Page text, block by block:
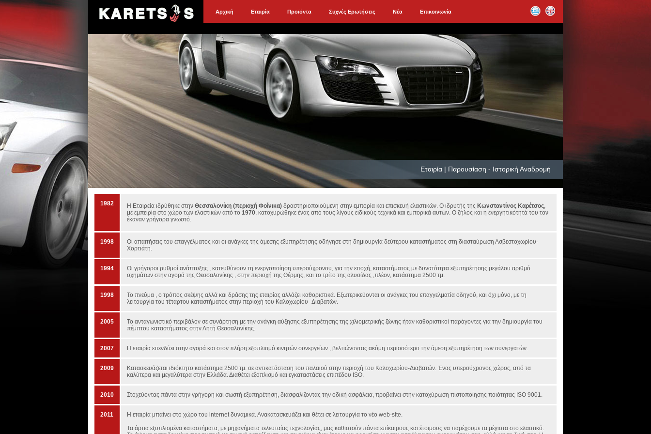
Αρχική Εταιρία Προϊόντα Συχνές Ερωτήσεις Νέα Επικοινωνία
Εταιρία | Παρουσίαση - Ιστορική Αναδρομή
1982 Η Εταιρεία ιδρύθηκε στην Θεσσαλονίκη (περιοχή Φοίνικα) δραστηριοποιούμενη στην εμπορία και επισκευή ελαστικών. Ο ιδρυτής της Κωνσταντίνος Καρέτσος,
με εμπειρία στο χώρο των ελαστικών από το 1970, κατοχυρώθηκε ένας από τους λίγους ειδικούς τεχνικά και εμπορικά αυτών. Ο ζήλος και η ενεργητικότητά του τον
έκαναν γρήγορα γνωστό.
1998
Οι απαιτήσεις του επαγγέλματος και οι ανάγκες της άμεσης εξυπηρέτησης οδήγησε στη δημιουργία δεύτερου καταστήματος στη διασταύρωση Ασβεστοχωρίου-
Χορτιάτη.
1994
Οι γρήγοροι ρυθμοί ανάπτυξης , κατευθύνουν τη ενεργοποίηση υπερσύχρονου, για την εποχή, καταστήματος με δυνατότητα εξυπηρέτησης μεγάλου αριθμό
οχημάτων στην αγορά της Θεσσαλονίκης , στην περιοχή της Θέρμης, και το τρίτο της αλυσίδας ,πλέον, κατάστημα 2500 τμ.
1998
Το πνεύμα , ο τρόπος σκέψης αλλά και δράσης της εταιρίας αλλάζει καθοριστικά. Εξωτερικεύονται οι ανάγκες του επαγγελματία οδηγού, και όχι μόνο, με τη
λειτουργία του τέταρτου καταστήματος στην περιοχή του Καλοχωρίου -Διαβατών.
2005
Το ανταγωνιστικό περιβάλον σε συνάρτηση με την ανάγκη αύξησης εξυπηρέτησης της χιλιομετρικής ζώνης ήταν καθοριστικοί παράγοντες για την δημιουργία του
πέμπτου καταστήματος στην Λητή Θεσσαλονίκης.
2007 Η εταιρία επενδύει στην αγορά και στον πλήρη εξοπλισμό κινητών συνεργείων , βελτιώνοντας ακόμη περισσότερο την άμεση εξυπηρέτηση των συνεργατών.
2009
Κατασκευάζεται ιδιόκτητο κατάστημα 2500 τμ. σε αντικατάσταση του παλαιού στην περιοχή του Καλοχωρίου-Διαβατών. Ένας υπερσύχρονος χώρος, από τα
καλύτερα και μεγαλύτερα στην Ελλάδα. Διαθέτει εξοπλισμό και εγκαταστάσεις επιπέδου ISO.
2010 Στοχεύοντας πάντα στην γρήγορη και σωστή εξυπηρέτηση, διασφαλίζοντας την οδική ασφάλεια, προβαίνει στην κατοχύρωση πιστοποίησης ποιότητας ISO 9001.
2011
Η εταιρία μπαίνει στο χώρο του internet δυναμικά. Ανακατασκευάζει και θέτει σε λειτουργία το νέο web-site.
Τα άρτια εξοπλισμένα καταστήματα, με μηχανήματα τελευταίας τεχνολογίας, μας καθιστούν πάντα επίκαιρους και έτοιμους να παρέχουμε τα μέγιστα στο ελαστικό.